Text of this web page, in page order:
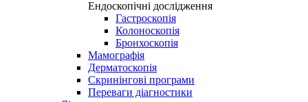
Ендоскопічні дослідження
Гастроскопія
Колоноскопія
Бронхоскопія
Мамографія
Дерматоскопія
Скринінгові програми
Переваги діагностики